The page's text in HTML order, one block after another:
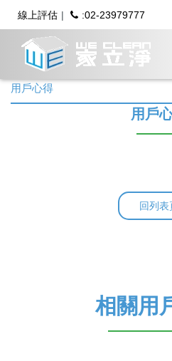
線上評估 :02-23979777
用戶心得
用戶
回列表
相關用